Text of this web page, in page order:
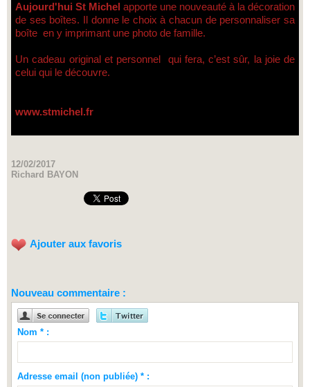
Aujourd'hui St Michel apporte une nouveauté à la décoration
de ses boîtes. Il donne le choix à chacun de personnaliser sa
boîte en y imprimant une photo de famille.
Un cadeau original et personnel qui fera, c’est sûr, la joie de
celui qui le découvre.
www.stmichel.fr
12/02/2017
Richard BAYON
Ajouter aux favoris
Nouveau commentaire :
Nom * :
Adresse email (non publiée) * :